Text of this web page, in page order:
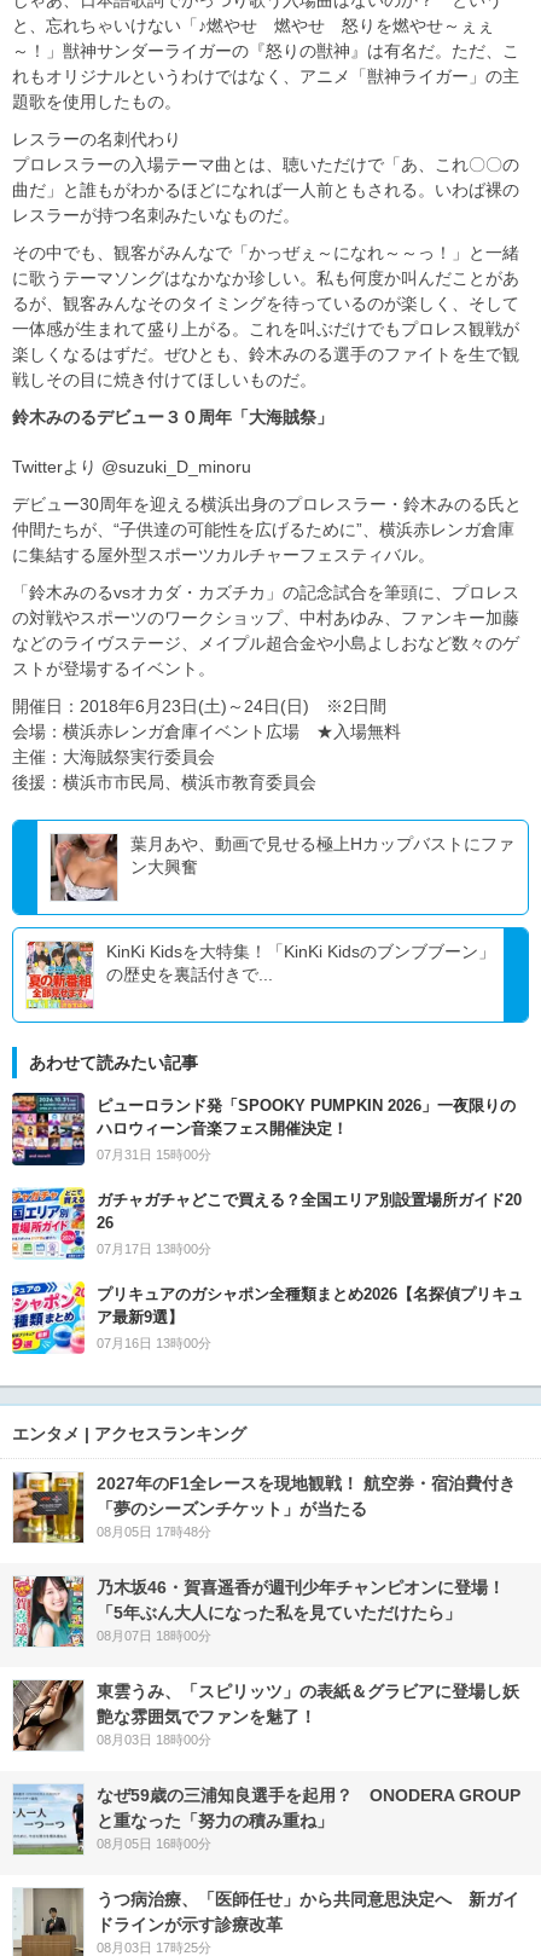
と、忘れちゃいけない「♪燃やせ 燃やせ 怒りを燃やせ～ぇぇ
～！」獣神サンダーライガーの『怒りの獣神』は有名だ。ただ、こ
れもオリジナルというわけではなく、アニメ「獣神ライガー」の主
題歌を使用したもの。
レスラーの名刺代わり
プロレスラーの入場テーマ曲とは、聴いただけで「あ、これ〇〇の
曲だ」と誰もがわかるほどになれば一人前ともされる。いわば裸の
レスラーが持つ名刺みたいなものだ。
その中でも、観客がみんなで「かっぜぇ～になれ～～っ！」と一緒
に歌うテーマソングはなかなか珍しい。私も何度か叫んだことがあ
るが、観客みんなそのタイミングを待っているのが楽しく、そして
一体感が生まれて盛り上がる。これを叫ぶだけでもプロレス観戦が
楽しくなるはずだ。ぜひとも、鈴木みのる選手のファイトを生で観
戦しその目に焼き付けてほしいものだ。
鈴木みのるデビュー３０周年「大海賊祭」
Twitterより @suzuki_D_minoru
デビュー30周年を迎える横浜出身のプロレスラー・鈴木みのる氏と
仲間たちが、“子供達の可能性を広げるために”、横浜赤レンガ倉庫
に集結する屋外型スポーツカルチャーフェスティバル。
「鈴木みのるvsオカダ・カズチカ」の記念試合を筆頭に、プロレス
の対戦やスポーツのワークショップ、中村あゆみ、ファンキー加藤
などのライヴステージ、メイプル超合金や小島よしおなど数々のゲ
ストが登場するイベント。
開催日：2018年6月23日(土)～24日(日) ※2日間
会場：横浜赤レンガ倉庫イベント広場 ★入場無料
主催：大海賊祭実行委員会
後援：横浜市市民局、横浜市教育委員会
葉月あや、動画で見せる極上Hカップバストにファ
ン大興奮
KinKi Kidsを大特集！「KinKi Kidsのブンブブーン」
の歴史を裏話付きで...
あわせて読みたい記事
ピューロランド発「SPOOKY PUMPKIN 2026」一夜限りの
ハロウィーン音楽フェス開催決定！
07月31日 15時00分
ガチャガチャどこで買える？全国エリア別設置場所ガイド20
26
07月17日 13時00分
プリキュアのガシャポン全種類まとめ2026【名探偵プリキュ
ア最新9選】
07月16日 13時00分
エンタメ | アクセスランキング
2027年のF1全レースを現地観戦！ 航空券・宿泊費付き
「夢のシーズンチケット」が当たる
08月05日 17時48分
乃木坂46・賀喜遥香が週刊少年チャンピオンに登場！
「5年ぶん大人になった私を見ていただけたら」
08月07日 18時00分
東雲うみ、「スピリッツ」の表紙＆グラビアに登場し妖
艶な雰囲気でファンを魅了！
08月03日 18時00分
なぜ59歳の三浦知良選手を起用？ ONODERA GROUP
と重なった「努力の積み重ね」
08月05日 16時00分
うつ病治療、「医師任せ」から共同意思決定へ 新ガイ
ドラインが示す診療改革
08月03日 17時25分